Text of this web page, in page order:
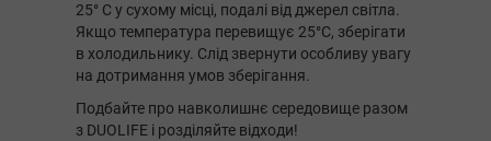
25° C у сухому місці, подалі від джерел світла.
Якщо температура перевищує 25°C, зберігати
в холодильнику. Слід звернути особливу увагу
на дотримання умов зберігання.
Подбайте про навколишнє середовище разом
з DUOLIFE і розділяйте відходи!